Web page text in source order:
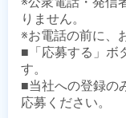
りません。
※お電話の前に、
■「応募する」ボ
す。
■当社への登録の
応募ください。